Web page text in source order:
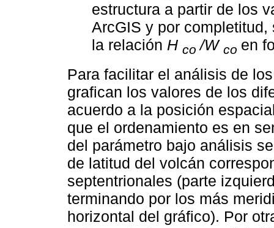
estructura a partir de los
ArcGIS y por
la relación H co /W co en
Para facilitar el análisis de
grafican los valores de los
acuerdo a la posición
que el ordenamiento es en
del parámetro bajo análisis
de latitud del volcán
septentrionales (parte
terminando por los más
horizontal del gráfico). Por